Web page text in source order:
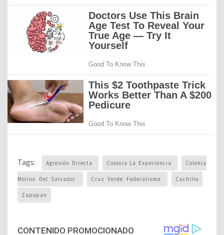
Tags: Agresión Directa Colonia La Experiencia Colonia
Molino Del Salvador Cruz Verde Federalismo Cuchillo
Zapopan
CONTENIDO PROMOCIONADO